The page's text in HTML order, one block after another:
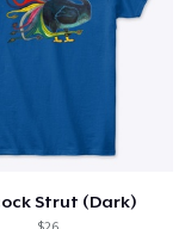
Strut (Dark)